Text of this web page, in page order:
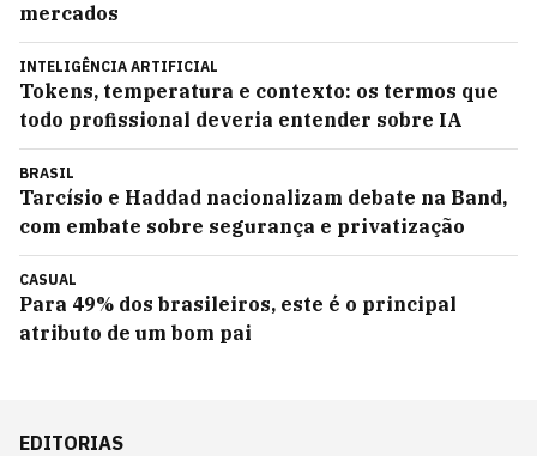
mercados
INTELIGÊNCIA ARTIFICIAL
Tokens, temperatura e contexto: os termos que
todo profissional deveria entender sobre IA
BRASIL
Tarcísio e Haddad nacionalizam debate na Band,
com embate sobre segurança e privatização
CASUAL
Para 49% dos brasileiros, este é o principal
atributo de um bom pai
EDITORIAS